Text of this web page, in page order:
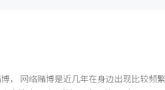
， 网络赌博是近几年在身边出现比较频